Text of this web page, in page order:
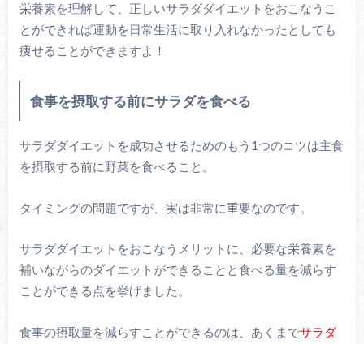
栄養素を理解して、正しいサラダダイエットをおこなうこ
とができれば運動を日常生活に取り入れなかったとしても
痩せることができますよ！
食事を摂取する前にサラダを食べる
サラダダイエットを成功させるためのもう1つのコツは主食
を摂取する前に野菜を食べること。
タイミングの問題ですが、実は非常に重要なのです。
サラダダイエットをおこなうメリットに、必要な栄養素を
補いながらのダイエットができることと食べる量を減らす
ことができる点を挙げました。
食事の摂取量を減らすことができるのは、あくまでサラダ